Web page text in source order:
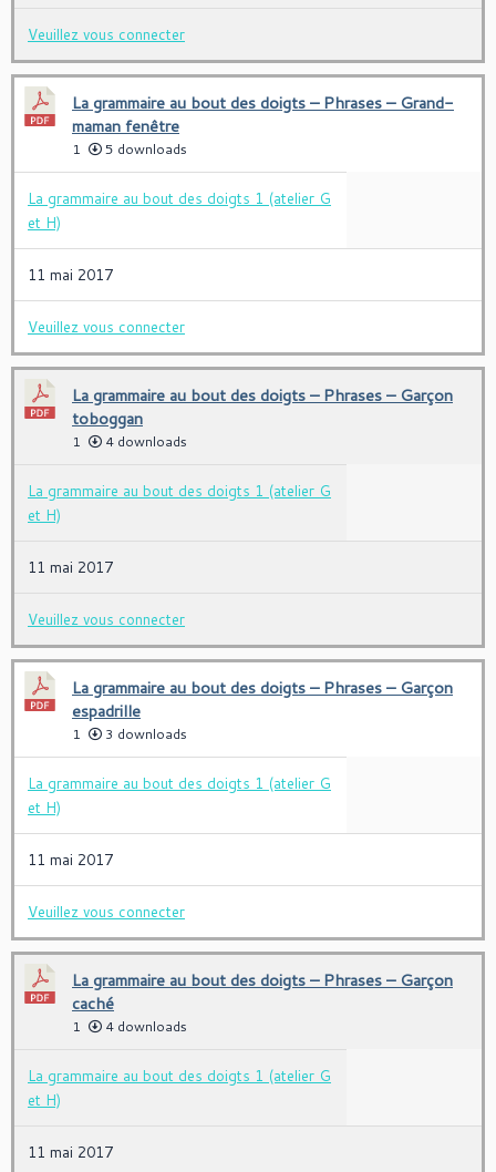
Veuillez vous connecter
La grammaire au bout des doigts – Phrases – Grand-
maman fenêtre
1 5 downloads
La grammaire au bout des doigts 1 (atelier G
et H)
11 mai 2017
Veuillez vous connecter
La grammaire au bout des doigts – Phrases – Garçon
toboggan
1 4 downloads
La grammaire au bout des doigts 1 (atelier G
et H)
11 mai 2017
Veuillez vous connecter
La grammaire au bout des doigts – Phrases – Garçon
espadrille
1 3 downloads
La grammaire au bout des doigts 1 (atelier G
et H)
11 mai 2017
Veuillez vous connecter
La grammaire au bout des doigts – Phrases – Garçon
caché
1 4 downloads
La grammaire au bout des doigts 1 (atelier G
et H)
11 mai 2017